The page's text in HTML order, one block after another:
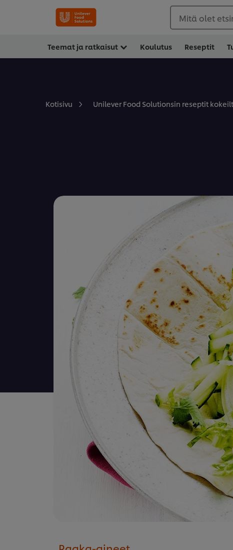
Mitä olet
Teemat ja ratkaisut Koulutus Reseptit
Kotisivu Unilever Food Solutionsin reseptit